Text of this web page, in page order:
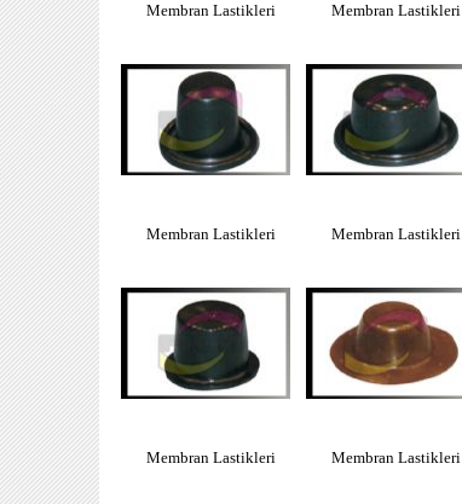
Membran Lastikleri Membran Lastikleri
Membran Lastikleri Membran Lastikleri
Membran Lastikleri Membran Lastikleri